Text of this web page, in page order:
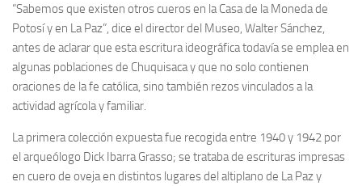
“Sabemos que existen otros cueros en la Casa de la Moneda de
Potosí y en La Paz”, dice el director del Museo, Walter Sánchez,
antes de aclarar que esta escritura ideográfica todavía se emplea en
algunas poblaciones de Chuquisaca y que no solo contienen
oraciones de la fe católica, sino también rezos vinculados a la
actividad agrícola y familiar.
La primera colección expuesta fue recogida entre 1940 y 1942 por
el arqueólogo Dick Ibarra Grasso; se trataba de escrituras impresas
en cuero de oveja en distintos lugares del altiplano de La Paz y